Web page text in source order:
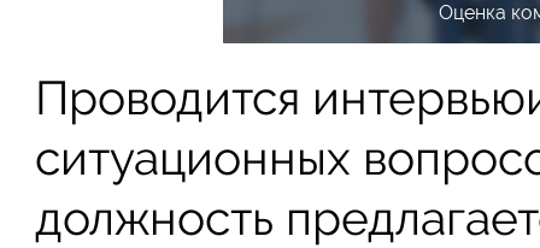
Оценка
Проводится
ситуационных
должность